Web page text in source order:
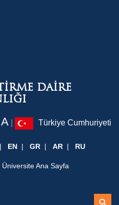
DAİRE
A Türkiye Cumhuriyeti
EN GR AR RU
Üniversite Ana Sayfa
Ara